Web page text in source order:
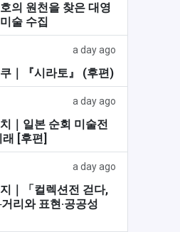
의 원천을 찾은 대영
술 수집
a day ago
｜『시라토』 (후편)
a day ago
｜일본 순회 미술전
[후편]
a day ago
｜「컬렉션전 걷다,
리와 표현·공공성